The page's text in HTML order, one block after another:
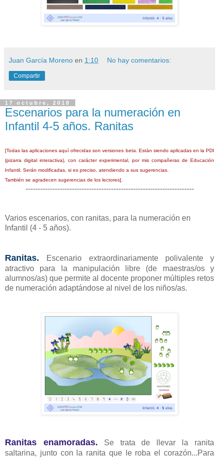
Juan García Moreno en 1:10 No hay comentarios:
Compartir
17 octubre, 2018
Escenarios para la numeración en
Infantil 4-5 años. Ranitas
[Todas las aplicaciones aquí ofrecidas son versiones beta. Están siendo aplicadas en la PDI
(pizarra digital interactiva), con carácter experimental, por mis compañeras de Educación
Infantil. Serán modificadas, si es preciso, atendiendo a sus sugerencias.
También se agradecen sugerencias de los lectores].
---------------------------------------------------------------------
Varios escenarios, con ranitas, para la numeración en
Infantil (4 - 5 años).
Ranitas.
Escenario extraordinariamente polivalente y
atractivo para la manipulación libre (de maestras/os y
alumnos/as) que permite al docente proponer múltiples retos
de numeración adaptándose al nivel de los niños/as.
Ranitas enamoradas. Se trata de llevar la ranita
saltarina, junto con la ranita que le roba el corazón...Para